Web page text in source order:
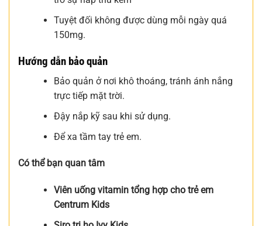
Tuyệt đối không được dùng mỗi ngày quá
150mg.
Hướng dẫn bảo quản
Bảo quản ở nơi khô thoáng, tránh ánh nắng
trực tiếp mặt trời.
Đậy nắp kỹ sau khi sử dụng.
Để xa tầm tay trẻ em.
Có thể bạn quan tâm
Viên uống vitamin tổng hợp cho trẻ em
Centrum Kids